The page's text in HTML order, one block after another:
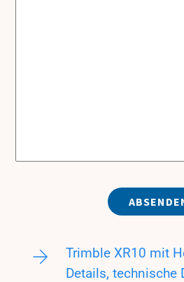
Trimble XR10 mit
Details, technische